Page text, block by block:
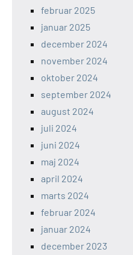
februar 2025
januar 2025
december 2024
november 2024
oktober 2024
september 2024
august 2024
juli 2024
juni 2024
maj 2024
april 2024
marts 2024
februar 2024
januar 2024
december 2023